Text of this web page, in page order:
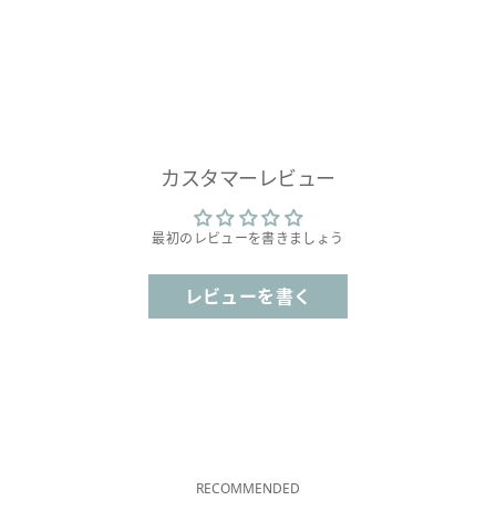
カスタマーレビュー
最初のレビューを書きましょう
レビューを書く
RECOMMENDED